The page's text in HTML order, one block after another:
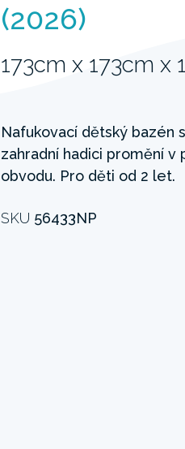
(2026)
173cm x 173cm x
Nafukovací dětský bazén
zahradní hadici promění
obvodu. Pro děti od 2 let.
SKU 56433NP